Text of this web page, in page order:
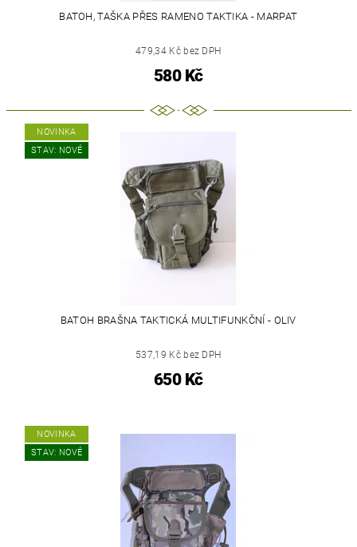
BATOH, TAŠKA PŘES RAMENO TAKTIKA - MARPAT
479,34 Kč bez DPH
580 Kč
NOVINKA
STAV: NOVÉ
BATOH BRAŠNA TAKTICKÁ MULTIFUNKČNÍ - OLIV
537,19 Kč bez DPH
650 Kč
NOVINKA
STAV: NOVÉ